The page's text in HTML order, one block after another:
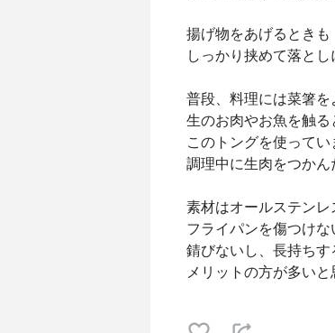
揚げ物をあげるときも
しっかり挟めて落と
普段、料理には菜箸
生のお肉やお魚を触る
このトングを使ってい
調理中に生肉をつか
素材はオールステンレ
フライパンを傷つけ
錆びないし、長持ちす
メリットの方が多いと